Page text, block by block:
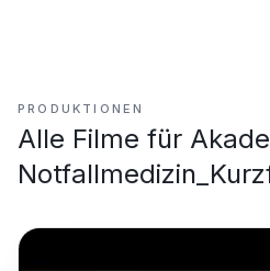
PRODUKTIONEN
Alle Filme für